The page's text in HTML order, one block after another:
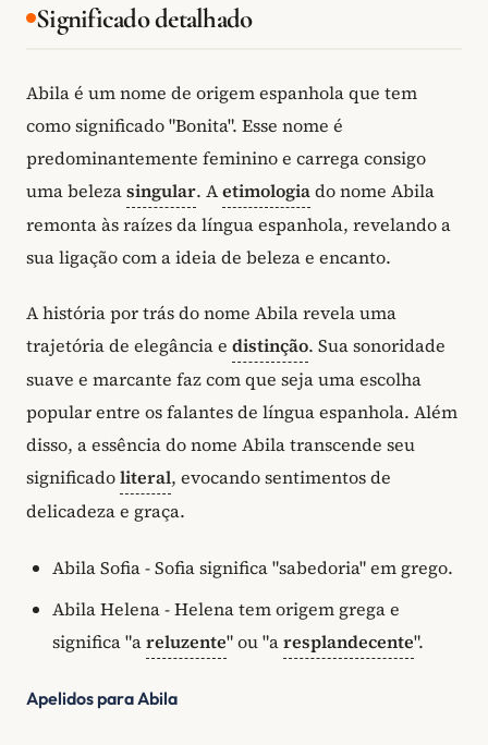
Significado detalhado
Abila é um nome de origem espanhola que tem
como significado "Bonita". Esse nome é
predominantemente feminino e carrega consigo
uma belezasingular. Aetimologiado nome Abila
remonta às raízes da língua espanhola, revelando a
sua ligação com a ideia de beleza e encanto.
A história por trás do nome Abila revela uma
trajetória de elegância e distinção. Sua sonoridade
suave e marcante faz com que seja uma escolha
popular entre os falantes de língua espanhola. Além
disso, a essência do nome Abila transcende seu
significadoliteral, evocando sentimentos de
delicadeza e graça.
Abila Sofia - Sofia significa "sabedoria" em grego.
Abila Helena - Helena tem origem grega e
significa "areluzente" ou "aresplandecente".
Apelidos para Abila